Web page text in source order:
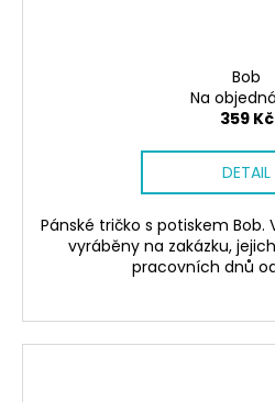
Bob
Na
359 Kč
DETAIL
Pánské tričko s potiskem Bob.
vyráběny na zakázku,
pracovních dnů